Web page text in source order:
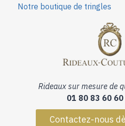
Notre boutique de tringles
Rideaux sur mesure de
01 80 83 60 60
Contactez-nous